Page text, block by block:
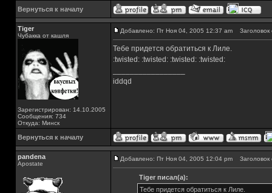
Вернуться к началу
Tiger
Чубакка от кашля
Зарегистрирован: 14.10.2005
Сообщения: 734
Откуда: Минск
Добавлено: Пт Ноя 04, 2005 12:37 am Заголовок
Тебе придется обратиться к Лиле.
:twisted: :twisted: :twisted: :twisted:
iddqd
Вернуться к началу
pandena
Apostate
Добавлено: Пт Ноя 04, 2005 12:04 pm Заголовок
Tiger писал(а):
Тебе придется обратиться к Лиле.